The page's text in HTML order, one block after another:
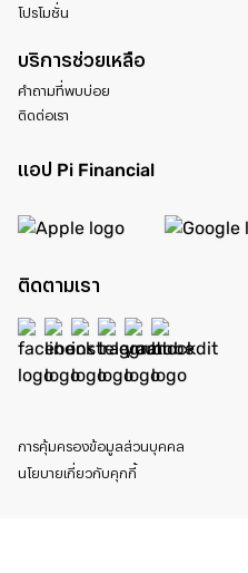
โปรโมชั่น
บริการช่วยเหลือ
คำถามที่พบบ่อย
ติดต่อเรา
แอป Pi Financial
ติดตามเรา
การคุ้มครองข้อมูลส่วนบุคคล
นโยบายเกี่ยวกับคุกกี้